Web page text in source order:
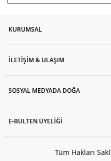
KURUMSAL
İLETİŞİM & ULAŞIM
SOSYAL MEDYADA DOĞA
E-BÜLTEN ÜYELİĞİ
Tüm Hakları